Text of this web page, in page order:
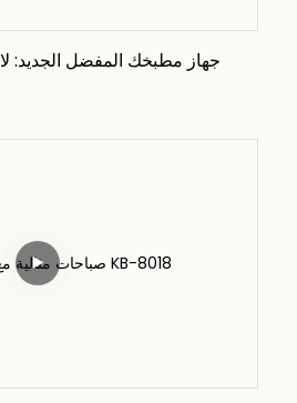
جهاز مطبخك المفضل الجديد: